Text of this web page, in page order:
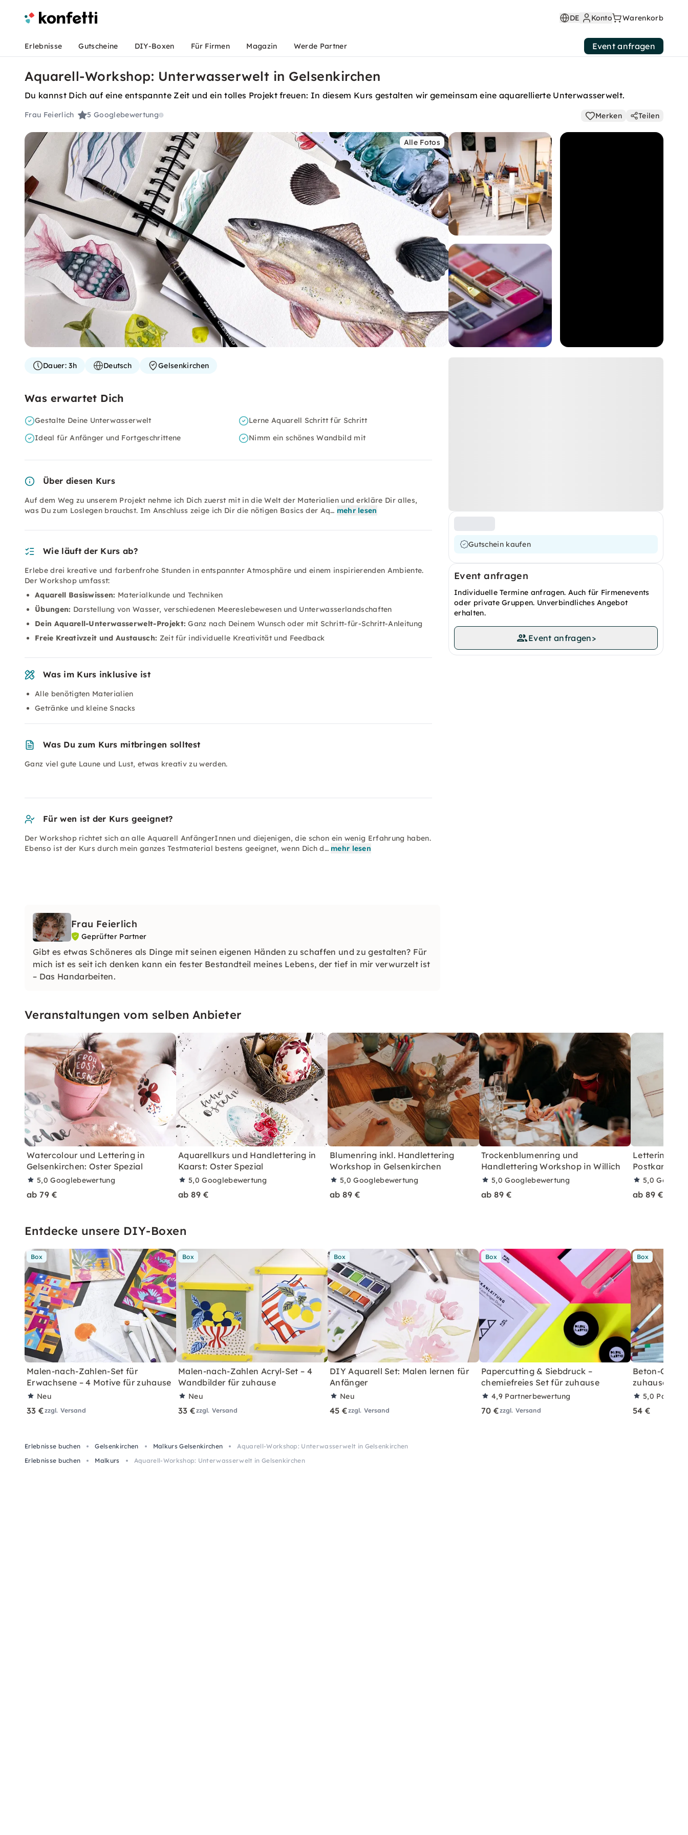
DE Konto Warenkorb
Erlebnisse Gutscheine DIY-Boxen Für Firmen Magazin Werde Partner Event anfragen
Aquarell-Workshop: Unterwasserwelt in Gelsenkirchen
Du kannst Dich auf eine entspannte Zeit und ein tolles Projekt freuen: In diesem Kurs gestalten wir gemeinsam eine aquarellierte Unterwasserwelt.
Frau Feierlich 5Googlebewertung Merken Teilen
Alle Fotos
Gutschein kaufen
Event anfragen
Individuelle Termine anfragen. Auch für Firmenevents
oder private Gruppen. Unverbindliches Angebot
erhalten.
Event anfragen>
Dauer:3h Deutsch Gelsenkirchen
Was erwartet Dich
Gestalte Deine Unterwasserwelt
Lerne Aquarell Schritt für Schritt
Ideal für Anfänger und Fortgeschrittene
Nimm ein schönes Wandbild mit
Über diesen Kurs
Auf dem Weg zu unserem Projekt nehme ich Dich zuerst mit in die Welt der Materialien und erkläre Dir alles,
was Du zum Loslegen brauchst. Im Anschluss zeige ich Dir die nötigen Basics der Aq… mehr lesen
Wie läuft der Kurs ab?
Erlebe drei kreative und farbenfrohe Stunden in entspannter Atmosphäre und einem inspirierenden Ambiente.
Der Workshop umfasst:
Aquarell Basiswissen: Materialkunde und Techniken
Übungen: Darstellung von Wasser, verschiedenen Meereslebewesen und Unterwasserlandschaften
Dein Aquarell-Unterwasserwelt-Projekt: Ganz nach Deinem Wunsch oder mit Schritt-für-Schritt-Anleitung
Freie Kreativzeit und Austausch: Zeit für individuelle Kreativität und Feedback
Was im Kurs inklusive ist
Alle benötigten Materialien
Getränke und kleine Snacks
Was Du zum Kurs mitbringen solltest
Ganz viel gute Laune und Lust, etwas kreativ zu werden.
Für wen ist der Kurs geeignet?
Der Workshop richtet sich an alle Aquarell AnfängerInnen und diejenigen, die schon ein wenig Erfahrung haben.
Ebenso ist der Kurs durch mein ganzes Testmaterial bestens geeignet, wenn Dich d… mehr lesen
Frau Feierlich
Geprüfter Partner
Gibt es etwas Schöneres als Dinge mit seinen eigenen Händen zu schaffen und zu gestalten? Für
mich ist es seit ich denken kann ein fester Bestandteil meines Lebens, der tief in mir verwurzelt ist
– Das Handarbeiten.
Veranstaltungen vom selben Anbieter
Watercolour und Lettering in
Gelsenkirchen: Oster Spezial
5,0Googlebewertung
ab 79 €
Aquarellkurs und Handlettering in
Kaarst: Oster Spezial
5,0Googlebewertung
ab 89 €
Blumenring inkl. Handlettering
Workshop in Gelsenkirchen
5,0Googlebewertung
ab 89 €
Trockenblumenring und
Handlettering Workshop in Willich
5,0Googlebewertung
ab 89 €
Lettering &
Postkarten
5,0
ab 89 €
Entdecke unsere DIY-Boxen
Box
Malen-nach-Zahlen-Set für
Erwachsene – 4 Motive für zuhause
Neu
33 €zzgl. Versand
Box
Malen-nach-Zahlen Acryl-Set – 4
Wandbilder für zuhause
Neu
33 €zzgl. Versand
Box
DIY Aquarell Set: Malen lernen für
Anfänger
Neu
45 €zzgl. Versand
Box
Papercutting & Siebdruck –
chemiefreies Set für zuhause
4,9 Partnerbewertung
70 €zzgl. Versand
Box
Beton-
zuhause mit
5,0
54 €
Erlebnisse buchen Gelsenkirchen Malkurs Gelsenkirchen
Aquarell-Workshop: Unterwasserwelt in Gelsenkirchen
Erlebnisse buchen
Malkurs Aquarell-Workshop: Unterwasserwelt in Gelsenkirchen